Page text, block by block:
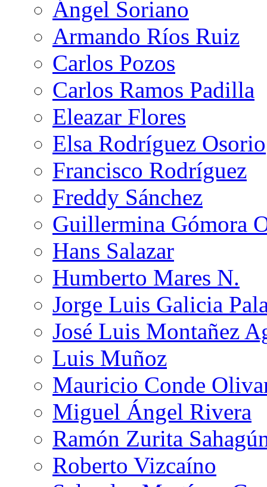
Ángel Soriano
Armando Ríos Ruiz
Carlos Pozos
Carlos Ramos Padilla
Eleazar Flores
Elsa Rodríguez Osorio
Francisco Rodríguez
Freddy Sánchez
Guillermina Gómora
Hans Salazar
Humberto Mares N.
Jorge Luis Galicia
José Luis Montañez
Luis Muñoz
Mauricio Conde
Miguel Ángel Rivera
Ramón Zurita
Roberto Vizcaíno